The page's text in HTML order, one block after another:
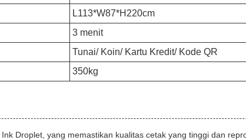
L113*W87*H220cm
3 menit
Tunai/ Koin/ Kartu Kredit/ Kode QR
350kg
Droplet, yang memastikan kualitas cetak yang tinggi dan